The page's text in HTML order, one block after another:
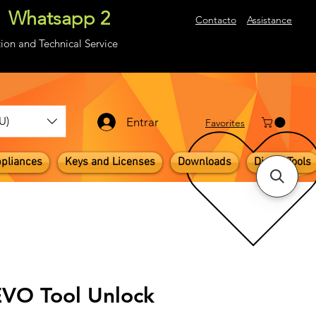
Whatsapp 2 Contacto Assistance
and Technical Service
Entrar ​Favorites
Keys and Licenses Downloads Digital Tools
Tool Unlock